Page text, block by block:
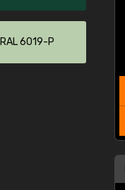
RAL 6019-P